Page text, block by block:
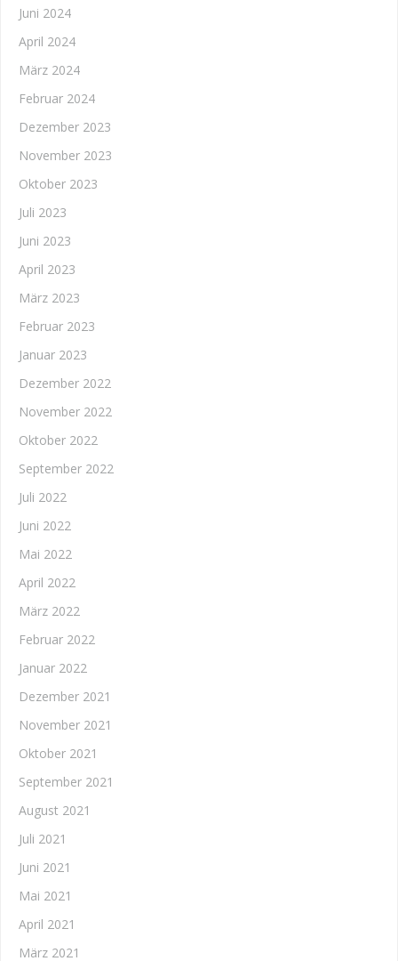
Juni 2024
April 2024
März 2024
Februar 2024
Dezember 2023
November 2023
Oktober 2023
Juli 2023
Juni 2023
April 2023
März 2023
Februar 2023
Januar 2023
Dezember 2022
November 2022
Oktober 2022
September 2022
Juli 2022
Juni 2022
Mai 2022
April 2022
März 2022
Februar 2022
Januar 2022
Dezember 2021
November 2021
Oktober 2021
September 2021
August 2021
Juli 2021
Juni 2021
Mai 2021
April 2021
März 2021